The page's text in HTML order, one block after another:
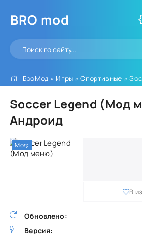
BRO mod
БроМод » Игры »Спортивные »
Soccer Legend (Мод
Андроид
Обновлено:
Версия:
В
Мод: